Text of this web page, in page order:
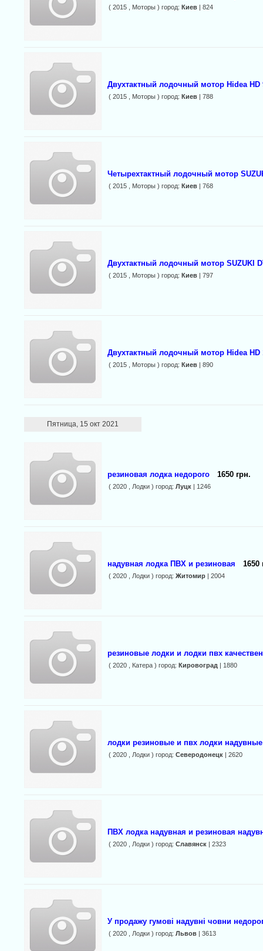
( 2015 , Моторы ) город: Киев| 824
Двухтактный лодочный мотор Hidea HD
( 2015 , Моторы ) город: Киев| 788
Четырехтактный лодочный мотор
( 2015 , Моторы ) город: Киев| 768
Двухтактный лодочный мотор SUZUKI
( 2015 , Моторы ) город: Киев| 797
Двухтактный лодочный мотор Hidea HD
( 2015 , Моторы ) город: Киев| 890
Пятница, 15 окт 2021
резиновая лодка недорого 1650 грн.
( 2020 , Лодки ) город: Луцк| 1246
надувная лодка ПВХ и резиновая 1650
( 2020 , Лодки ) город: Житомир| 2004
резиновые лодки и лодки пвх
( 2020 , Катера ) город: Кировоград | 1880
лодки резиновые и пвх лодки
( 2020 , Лодки ) город: Северодонецк| 2620
ПВХ лодка надувная и резиновая
( 2020 , Лодки ) город: Славянск| 2323
У продажу гумові надувні човни
( 2020 , Лодки ) город: Львов| 3613